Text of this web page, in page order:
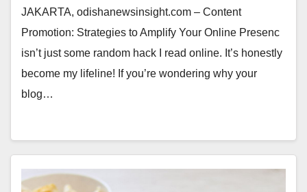
JAKARTA, odishanewsinsight.com – Content
Promotion: Strategies to Amplify Your Online Presenc
isn’t just some random hack I read online. It’s honestly
become my lifeline! If you’re wondering why your
blog…